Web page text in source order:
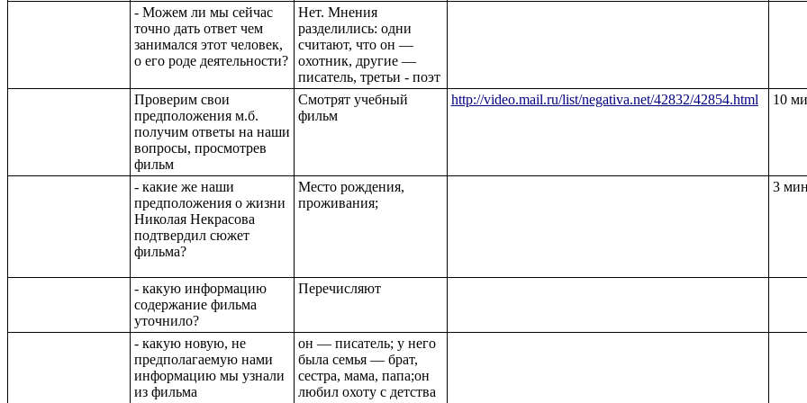
- Можем ли мы сейчас
точно дать ответ чем
занимался этот человек,
о его роде деятельности?
Нет. Мнения
разделились: одни
считают, что он —
охотник, другие —
писатель, третьи - поэт
Проверим свои
предположения м.б.
получим ответы на наши
вопросы, просмотрев
фильм
Смотрят учебный
фильм
http://video.mail.ru/list/negativa.net/42832/42854.html 10
- какие же наши
предположения о жизни
Николая Некрасова
подтвердил сюжет
фильма?
Место рождения,
проживания;
3
- какую информацию
содержание фильма
уточнило?
Перечисляют
- какую новую, не
предполагаемую нами
информацию мы узнали
из фильма
он — писатель; у него
была семья — брат,
сестра, мама, папа;он
любил охоту с детства